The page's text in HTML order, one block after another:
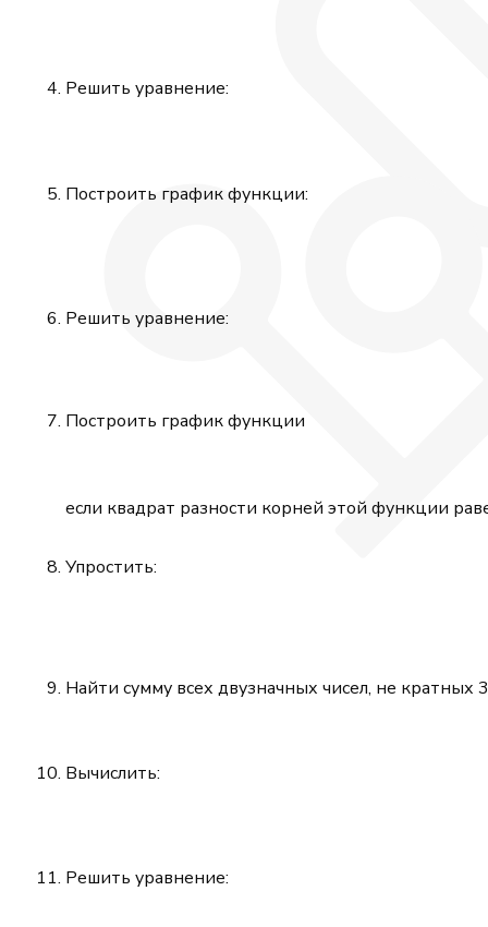
Решить уравнение:
Построить график функции:
Решить уравнение:
Построить график функции
если квадрат разности корней этой функции
Упростить:
Найти сумму всех двузначных чисел, не кратных
Вычислить:
Решить уравнение: